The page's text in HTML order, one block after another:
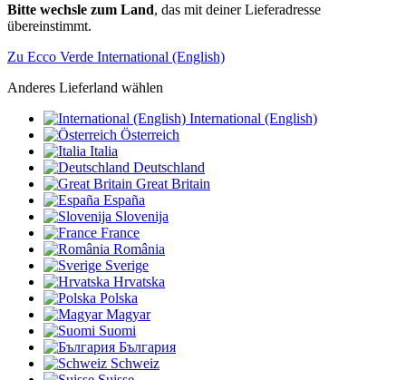
Bitte wechsle zum Land, das mit deiner Lieferadresse
übereinstimmt.
Zu Ecco Verde International (English)
Anderes Lieferland wählen
International (English)
Österreich
Italia
Deutschland
Great Britain
España
Slovenija
France
România
Sverige
Hrvatska
Polska
Magyar
Suomi
България
Schweiz